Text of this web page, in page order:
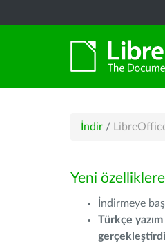
İndir /
Yeni
İndirmeye
Türkçe